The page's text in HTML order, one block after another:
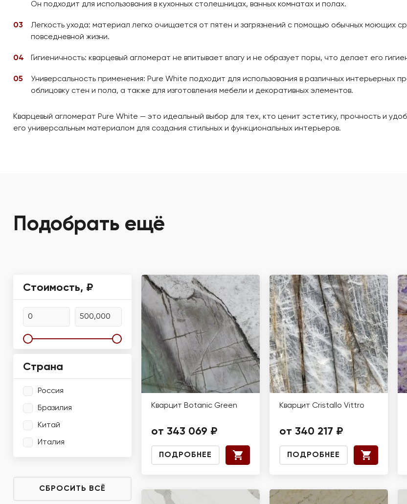
Он подходит для использования в кухонных столешницах, ванных комнатах и полах.
Легкость ухода: материал легко очищается от пятен и загрязнений с помощью обычных моющих
повседневной жизни.
Гигиеничность: кварцевый агломерат не впитывает влагу и не образует поры, что делает его
Универсальность применения: Pure White подходит для использования в различных интерьерных
облицовку стен и пола, а также для изготовления мебели и декоративных элементов.
Кварцевый агломерат Pure White — это идеальный выбор для тех, кто ценит эстетику, прочность и
его универсальным материалом для создания стильных и функциональных интерьеров.
Подобрать ещё
Кварцит Botanic Green
от 343 069 ₽
ПОДРОБНЕЕ
Кварцит Cristallo Vittro
от 340 217 ₽
ПОДРОБНЕЕ
Стоимость, ₽
Страна
Россия
Бразилия
Китай
Италия
СБРОСИТЬ ВСЁ